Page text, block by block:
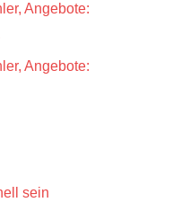
Angebote:
Angebote:
sein